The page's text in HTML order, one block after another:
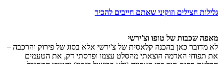
גלילות חצילים וזוקיני שאתם חייבים להכיר
מאפה שכבות של טופו וצ'ירשי
לא מדובר כאן בהכנה קלאסית של צ'ירשי אלא בסוג של פירוק והרכבה –
את תפוחי האדמה הוצאתי מהסלט עצמו ופרסתי דק, את הטעמים